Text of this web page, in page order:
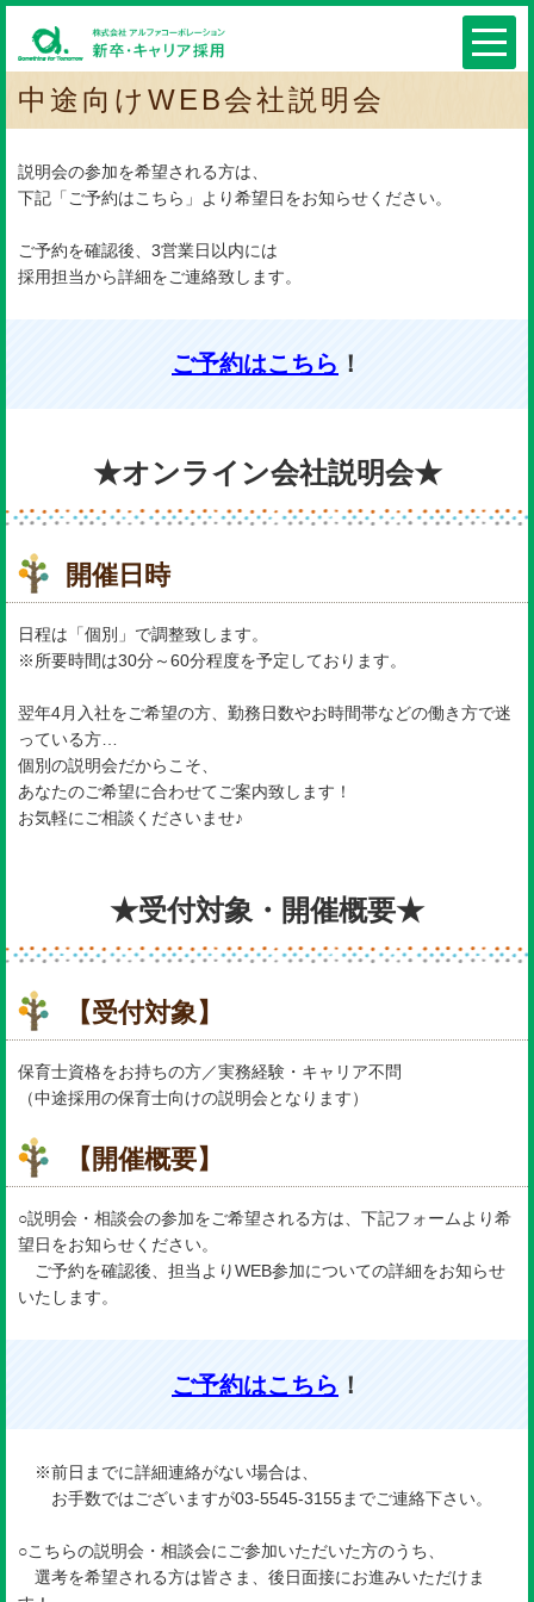
中途向けWEB会社説明会
説明会の参加を希望される方は、
下記「ご予約はこちら」より希望日をお知らせください。
ご予約を確認後、3営業日以内には
採用担当から詳細をご連絡致します。
ご予約はこちら ！
★オンライン会社説明会★
開催日時
日程は「個別」で調整致します。
※所要時間は30分～60分程度を予定しております。
翌年4月入社をご希望の方、勤務日数やお時間帯などの働き方で迷
っている方…
個別の説明会だからこそ、
あなたのご希望に合わせてご案内致します！
お気軽にご相談くださいませ♪
★受付対象・開催概要★
【受付対象】
保育士資格をお持ちの方／実務経験・キャリア不問
（中途採用の保育士向けの説明会となります）
【開催概要】
○説明会・相談会の参加をご希望される方は、下記フォームより希
望日をお知らせください。
ご予約を確認後、担当よりWEB参加についての詳細をお知らせ
いたします。
ご予約はこちら ！
※前日までに詳細連絡がない場合は、
お手数ではございますが03-5545-3155までご連絡下さい。
○こちらの説明会・相談会にご参加いただいた方のうち、
選考を希望される方は皆さま、後日面接にお進みいただけま